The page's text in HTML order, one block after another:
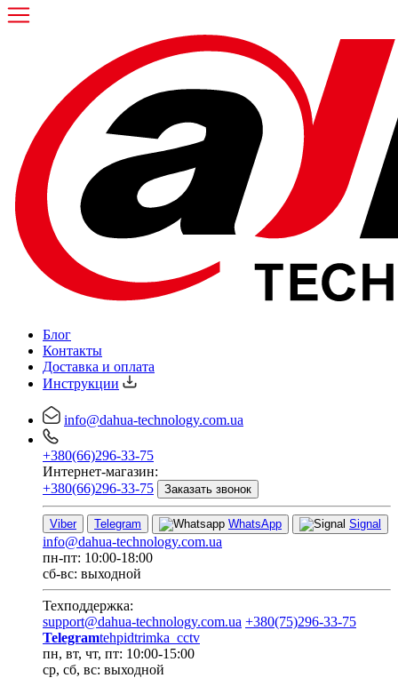
Блог
Контакты
Доставка и оплата
Инструкции
info@dahua-technology.com.ua
+380(66)296-33-75
Интернет-магазин:
+380(66)296-33-75
Заказать звонок
Viber Telegram WhatsApp Signal
info@dahua-technology.com.ua
пн-пт: 10:00-18:00
сб-вс: выходной
Техподдержка:
support@dahua-technology.com.ua +380(75)296-33-75
Telegramtehpidtrimka_cctv
пн, вт, чт, пт: 10:00-15:00
ср, сб, вс: выходной